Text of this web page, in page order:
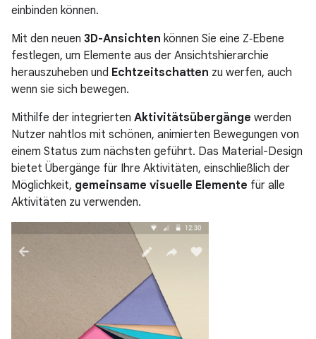
einbinden können.
Mit den neuen 3D-Ansichten können Sie eine Z‑Ebene
festlegen, um Elemente aus der Ansichtshierarchie
herauszuheben und Echtzeitschatten zu werfen, auch
wenn sie sich bewegen.
Mithilfe der integrierten Aktivitätsübergänge werden
Nutzer nahtlos mit schönen, animierten Bewegungen von
einem Status zum nächsten geführt. Das Material-Design
bietet Übergänge für Ihre Aktivitäten, einschließlich der
Möglichkeit, gemeinsame visuelle Elemente für alle
Aktivitäten zu verwenden.